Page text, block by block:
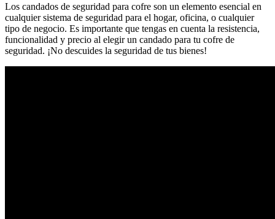
Los candados de seguridad para cofre son un elemento esencial en
cualquier sistema de seguridad para el hogar, oficina, o cualquier
tipo de negocio. Es importante que tengas en cuenta la resistencia,
funcionalidad y precio al elegir un candado para tu cofre de
seguridad. ¡No descuides la seguridad de tus bienes!